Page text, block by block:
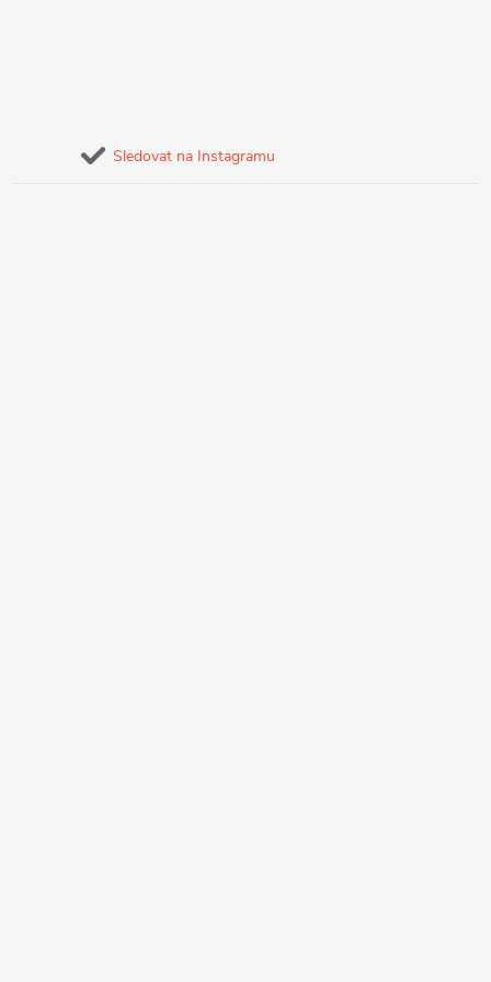
Sledovat na Instagramu